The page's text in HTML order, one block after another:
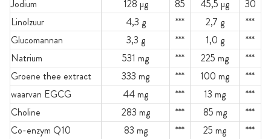
Jodium
128 µg 85 45,5 µg
30
Linolzuur
4,3 g *** 2,7 g
***
Glucomannan
3,3 g *** 1,0 g
***
Natrium
531 mg *** 225 mg
***
Groene thee extract
333 mg *** 100 mg
***
waarvan EGCG
44 mg *** 13 mg
***
Choline
283 mg *** 85 mg
***
Co-enzym Q10
83 mg *** 25 mg
***